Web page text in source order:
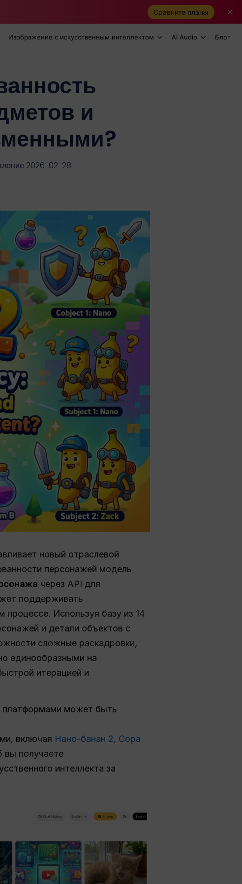
Сравните планы
Изображение с искусственным интеллектом AI Audio Блог
и
2026-02-28
новый отраслевой
персонажей модель
через API для
поддерживать
процессе. Используя базу из 14
и детали объектов с
сложные раскадровки,
единообразными на
итерацией и
платформами может быть
включая Нано-банан 2, Сора
вы получаете
интеллекта за